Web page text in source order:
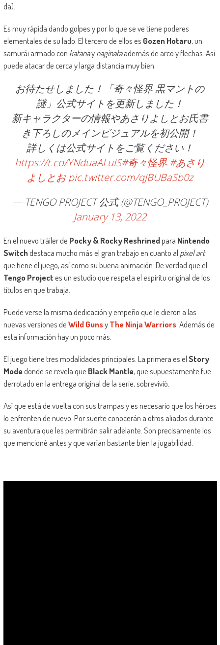
da).
Es muy rápida dando golpes y por lo que se ve tiene poderes
elementales de su lado. El tercero de ellos es Gozen Hotaru, un
samurái armado con katanaynaginataademás de arco y flechas. Así
puede atacar de cerca y larga distancia muy bien.
お待たせしました！「奇々怪界 黒マントの
謎」公式サイトを更新しました！
新キャラクターの情報やあさりよしとお氏書
き下ろしのメインビジュアルを初公開！
詳しくは公式サイトをご覧ください！
https://t.co/YNduaALuIS#奇々怪界 #あさり
よしとお pic.twitter.com/qJBUBaSb0z
— TENGO PROJECT 公式 (@TENGO_PROJECT)
January 13, 2022
En el nuevo tráiler de Pocky & Rocky Reshrinedpara Nintendo
Switchdestaca mucho más el gran trabajo en cuanto al pixel art
que tiene el juego, así como su buena animación. De verdad que el
Tengo Projectes un estudio que respeta el espíritu original de los
títulos en que trabaja.
Puede verse la misma dedicación y empeño que le dieron a las
nuevas versiones deWild GunsyThe Ninja Warriors. Además de
esta información hay un poco más.
El juego tiene tres modalidades principales. La primera es elStory
Modedonde se revela que Black Mantle, que supuestamente fue
derrotado en la entrega original de la serie, sobrevivió.
Así que está de vuelta con sus trampas y es necesario que los héroes
lo enfrenten de nuevo. Por suerte conocerán a otros aliados durante
su aventura que les permitirán salir adelante. Son precisamente los
que mencioné antes y que varían bastante bien la jugabilidad.